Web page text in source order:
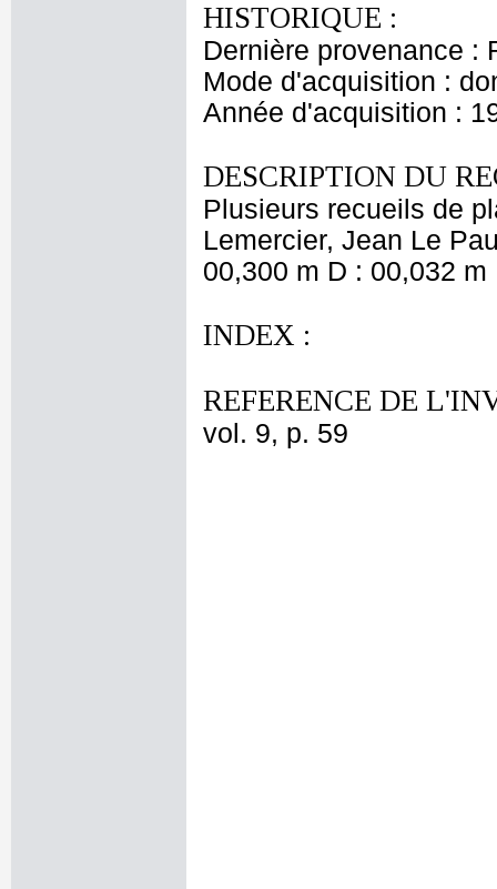
HISTORIQUE :
Dernière provenance :
Mode d'acquisition :
Année d'acquisition :
DESCRIPTION DU
Plusieurs recueils de
Lemercier, Jean Le
00,300 m D : 00,032
INDEX :
REFERENCE DE
vol. 9, p. 59